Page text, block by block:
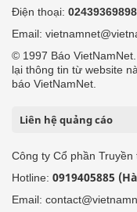
Điện thoại: 02439369898
Email:
© 1997 Báo
lại thông tin từ website
báo VietNamNet.
Liên hệ quảng cáo
Công ty Cổ phần
Hotline: 0919405885
Email: